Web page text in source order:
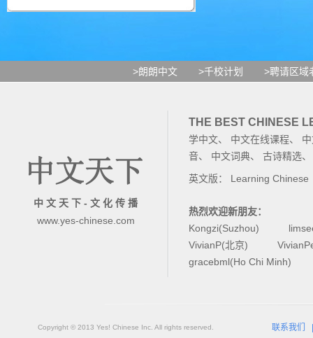
>朗朗中文 >千校计划 >聘请区域
中 文 天 下 - 文 化 传 播
www.yes-chinese.com
THE BEST CHINESE
学中文、 中文在线课程、
音、 中文词典、 古诗精选
英文版： Learning Chinese
热烈欢迎新朋友：
Kongzi(Suzhou)
VivianP(北京)
gracebml(Ho Chi Minh)
Copyright © 2013 Yes! Chinese Inc. All rights reserved. 联系我们